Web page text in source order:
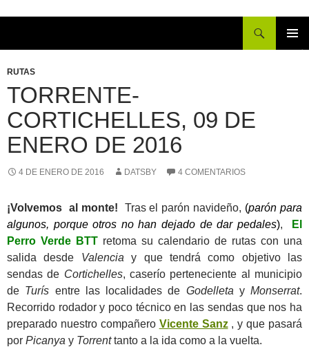
CONTENIDO
RUTAS
TORRENTE-
CORTICHELLES, 09 DE
ENERO DE 2016
4 DE ENERO DE 2016 DATSBY 4 COMENTARIOS
¡Volvemos al monte! Tras el parón navideño, (parón para
algunos, porque otros no han dejado de dar pedales),
El
Perro Verde BTT retoma su calendario de rutas con una
salida desde Valencia y que tendrá como objetivo las
sendas de Cortichelles, caserío perteneciente al municipio
de Turís entre las localidades de Godelleta y Monserrat.
Recorrido rodador y poco técnico en las sendas que nos ha
preparado nuestro compañero Vicente Sanz , y que pasará
por Picanya y Torrenttanto a la ida como a la vuelta.